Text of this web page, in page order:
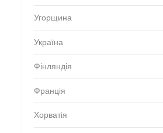
Угорщина
Україна
Фінляндія
Франція
Хорватія